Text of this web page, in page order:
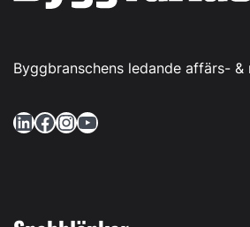
Byggbranschens ledande affärs- &
LinkedIn Facebook InstagramYouTube